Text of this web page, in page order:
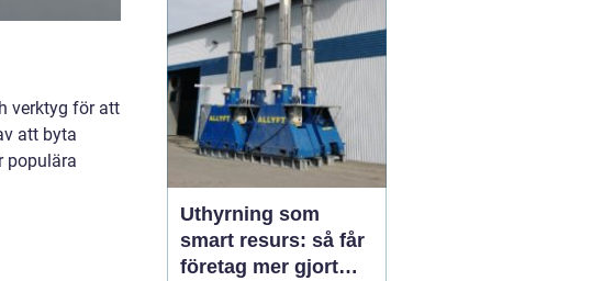
verktyg för att
att byta
populära
a...
Uthyrning som
smart resurs: så får
företag mer gjort